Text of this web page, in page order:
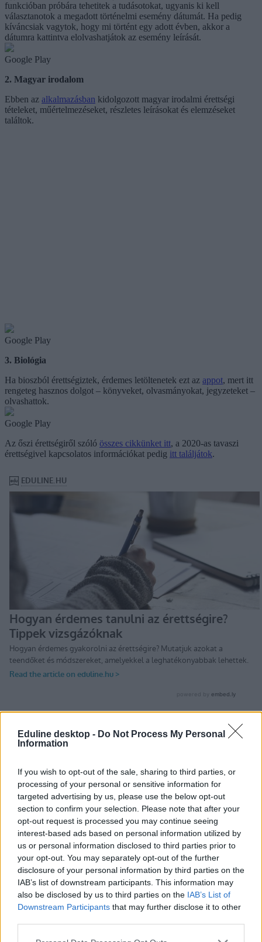
Eduline desktop - Do Not Process My Personal
Information
If you wish to opt-out of the sale, sharing to third parties, or
processing of your personal or sensitive information for
targeted advertising by us, please use the below opt-out
section to confirm your selection. Please note that after your
opt-out request is processed you may continue seeing
interest-based ads based on personal information utilized by
us or personal information disclosed to third parties prior to
your opt-out. You may separately opt-out of the further
disclosure of your personal information by third parties on the
IAB’s list of downstream participants. This information may
also be disclosed by us to third parties on the IAB’s List of
Downstream Participants that may further disclose it to other
funkcióban próbára tehetitek a tudásotokat, ugyanis ki kell
választanotok a megadott történelmi esemény dátumát. Ha pedig
kíváncsiak vagytok, hogy mi történt egy adott évben, akkor a
dátumra kattintva elolvashatjátok az esemény leírását.
Google Play
2. Magyar irodalom
Ebben az alkalmazásban kidolgozott magyar irodalmi érettségi
tételeket, műértelmezéseket, részletes leírásokat és elemzéseket
találtok.
Google Play
3. Biológia
Ha bioszból érettségiztek, érdemes letöltenetek ezt az appot, mert itt
rengeteg hasznos dolgot – könyveket, olvasmányokat, jegyzeteket –
olvashattok.
Google Play
Az őszi érettségiről szóló összes cikkünket itt, a 2020-as tavaszi
érettségivel kapcsolatos információkat pedig itt találjátok.
Ha szeretnéd megkapni legfrissebb cikkeinket az érettségiről, az
legfontosabb változásai, iratkozz fel hírleveleinkre.